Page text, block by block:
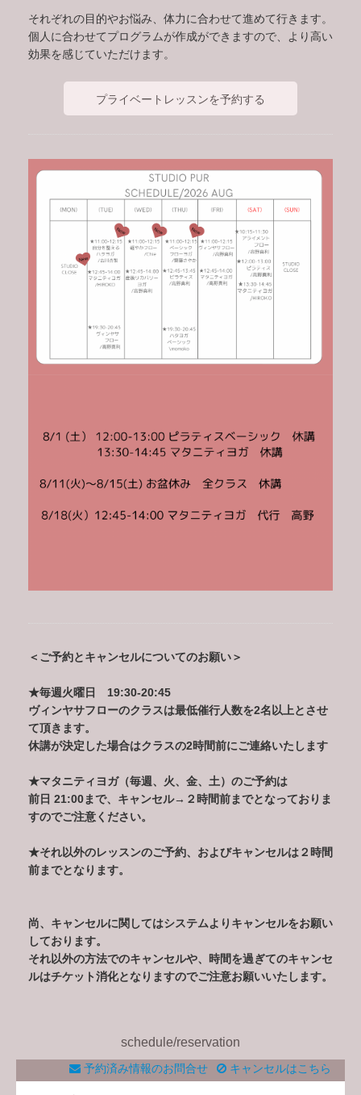
それぞれの目的やお悩み、体力に合わせて進めて行きます。
個人に合わせてプログラムが作成ができますので、より高い
効果を感じていただけます。
プライベートレッスンを予約する
＜ご予約とキャンセルについてのお願い＞
★毎週火曜日 19:30-20:45
ヴィンヤサフローのクラスは最低催行人数を2名以上とさせ
て頂きます。
休講が決定した場合はクラスの2時間前にご連絡いたします
★マタニティヨガ（毎週、火、金、土）のご予約は
前日 21:00まで、キャンセル→２時間前までとなっておりま
すのでご注意ください。
★それ以外のレッスンのご予約、およびキャンセルは２時間
前までとなります。
尚、キャンセルに関してはシステムよりキャンセルをお願い
しております。
それ以外の方法でのキャンセルや、時間を過ぎてのキャンセ
ルはチケット消化となりますのでご注意お願いいたします。
schedule/reservation